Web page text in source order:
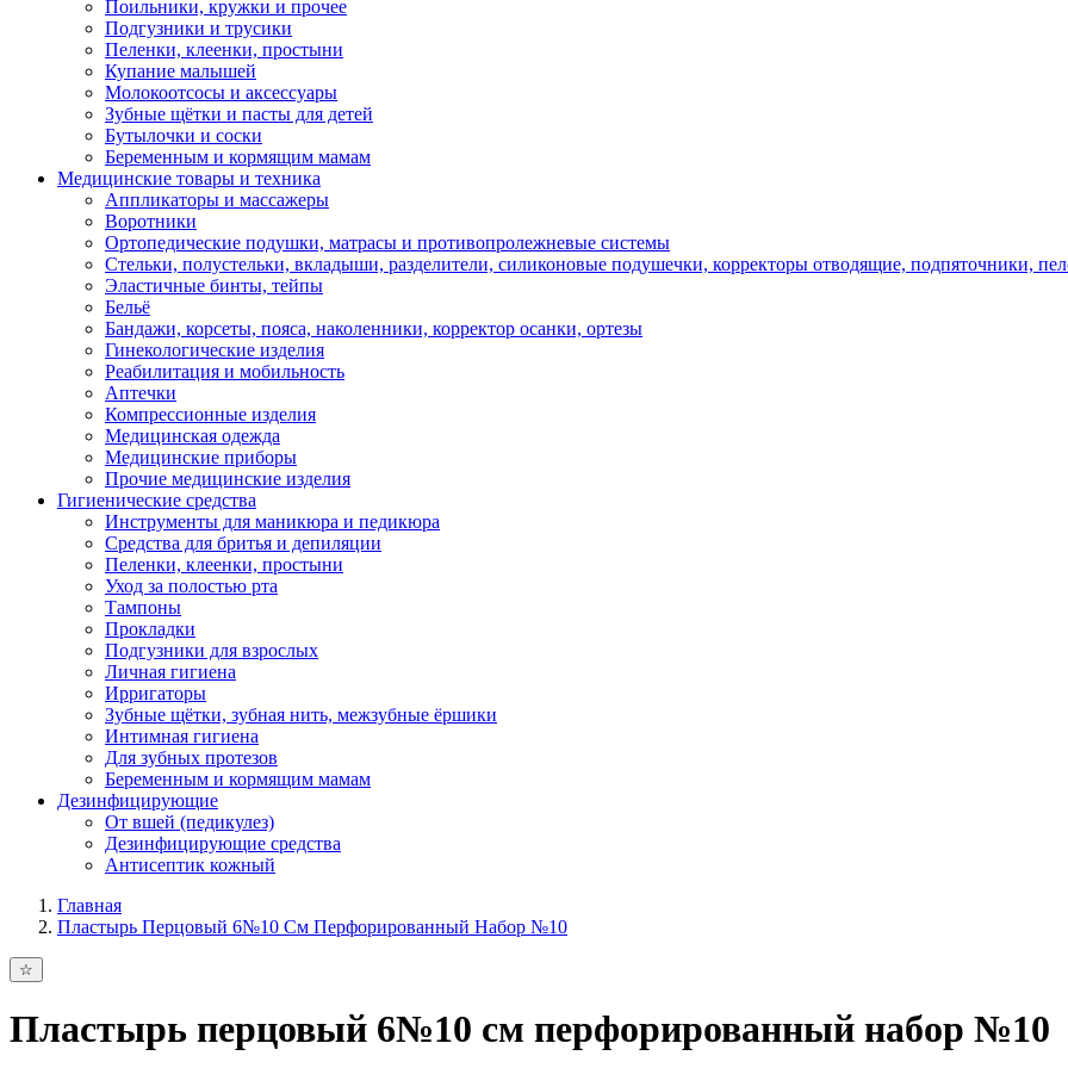
Поильники, кружки и прочее
Подгузники и трусики
Пеленки, клеенки, простыни
Купание малышей
Молокоотсосы и аксессуары
Зубные щётки и пасты для детей
Бутылочки и соски
Беременным и кормящим мамам
Медицинские товары и техника
Аппликаторы и массажеры
Воротники
Ортопедические подушки, матрасы и противопролежневые системы
Стельки, полустельки, вкладыши, разделители, силиконовые подушечки, корректоры отводящие, подпяточники,
Эластичные бинты, тейпы
Бельё
Бандажи, корсеты, пояса, наколенники, корректор осанки, ортезы
Гинекологические изделия
Реабилитация и мобильность
Аптечки
Компрессионные изделия
Медицинская одежда
Медицинские приборы
Прочие медицинские изделия
Гигиенические средства
Инструменты для маникюра и педикюра
Средства для бритья и депиляции
Пеленки, клеенки, простыни
Уход за полостью рта
Тампоны
Прокладки
Подгузники для взрослых
Личная гигиена
Ирригаторы
Зубные щётки, зубная нить, межзубные ёршики
Интимная гигиена
Для зубных протезов
Беременным и кормящим мамам
Дезинфицирующие
От вшей (педикулез)
Дезинфицирующие средства
Антисептик кожный
Главная
Пластырь Перцовый 6№10 См Перфорированный Набор №10
Пластырь перцовый 6№10 см перфорированный набор №10